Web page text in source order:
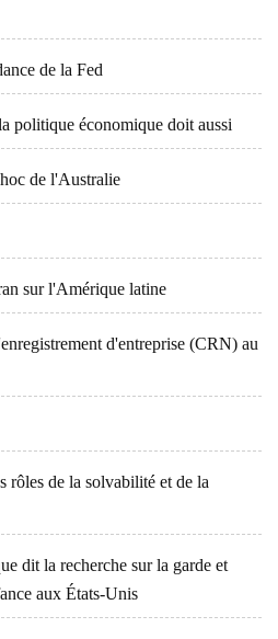
de la Fed
politique économique doit aussi
de l'Australie
sur l'Amérique latine
d'entreprise (CRN) au
rôles de la solvabilité et de la
dit la recherche sur la garde et
aux États-Unis